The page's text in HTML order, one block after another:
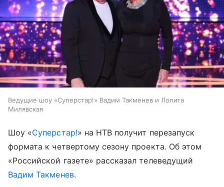
Ведущие шоу «Суперстар!» Вадим Такменев и Лолита
Милявская
Шоу «Суперстар!» на НТВ получит перезапуск
формата к четвертому сезону проекта. Об этом
«Российской газете» рассказал телеведущий
Вадим Такменев.